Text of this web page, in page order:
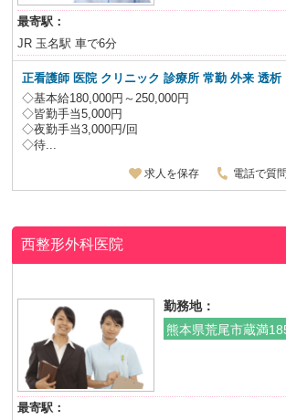
最寄駅：
JR 玉名駅 車で6分
正看護師 医院 クリニック 診療所 常勤 外来 透析
◇基本給180,000円～250,000円
◇皆勤手当5,000円
◇夜勤手当3,000円/回
◇待...
求人を保存 電話で質問
西整形外科医院
勤務地：
熊本県荒尾市蔵満
最寄駅：